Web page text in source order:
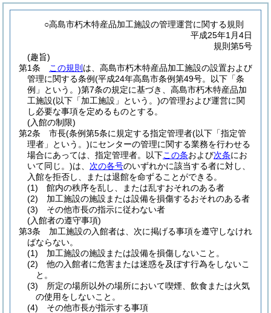
○高島市朽木特産品加工施設の管理運営に関する規則
平成25年1月4日
規則第5号
(趣旨)
第1条
この規則 は、高島市朽木特産品加工施設の設置および
管理に関する条例(平成24年高島市条例第49号。以下「条
例」という。)第7条の規定に基づき、高島市朽木特産品加
工施設(以下「加工施設」という。)の管理および運営に関
し必要な事項を定めるものとする。
(入館の制限)
第2条
市長(条例第5条に規定する指定管理者(以下「指定管
理者」という。)にセンターの管理に関する業務を行わせる
場合にあっては、指定管理者。以下この条および次条にお
いて同じ。)は、 次の各号のいずれかに該当する者に対し、
入館を拒否し、または退館を命ずることができる。
(1)
館内の秩序を乱し、または乱すおそれのある者
(2)
加工施設の施設または設備を損傷するおそれのある者
(3)
その他市長の指示に従わない者
(入館者の遵守事項)
第3条
加工施設の入館者は、次に掲げる事項を遵守しなけれ
ばならない。
(1)
加工施設の施設または設備を損傷しないこと。
(2)
他の入館者に危害または迷惑を及ぼす行為をしないこ
と。
(3)
所定の場所以外の場所において喫煙、飲食または火気
の使用をしないこと。
(4)
その他市長が指示する事項